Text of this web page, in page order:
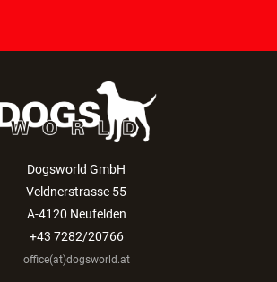
Dogsworld GmbH
Veldnerstrasse 55
A-4120 Neufelden
+43 7282/20766
office(at)dogsworld.at